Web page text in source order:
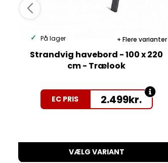
Flere varianter
På lager
Strandvig havebord - 100 x 220
cm - Trælook
EC PRIS 2.499kr.
VÆLG VARIANT